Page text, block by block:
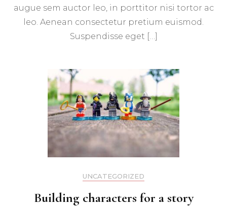
augue sem auctor leo, in porttitor nisi tortor ac
leo. Aenean consectetur pretium euismod.
Suspendisse eget […]
UNCATEGORIZED
Building characters for a story